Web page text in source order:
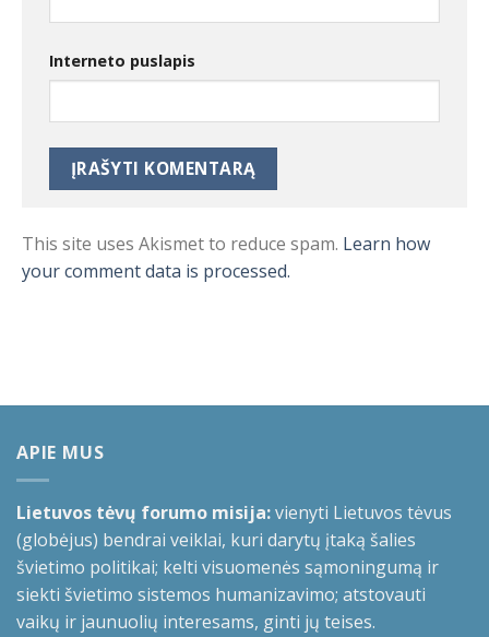
Interneto puslapis
This site uses Akismet to reduce spam. Learn how
your comment data is processed.
APIE MUS
Lietuvos tėvų forumo misija:vienyti Lietuvos tėvus
(globėjus) bendrai veiklai, kuri darytų įtaką šalies
švietimo politikai; kelti visuomenės sąmoningumą ir
siekti švietimo sistemos humanizavimo; atstovauti
vaikų ir jaunuolių interesams, ginti jų teises.